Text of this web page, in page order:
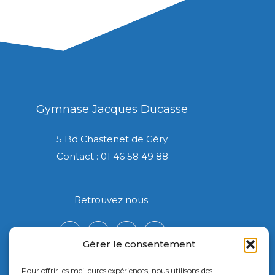
Gérer le consentement
Pour offrir les meilleures expériences, nous utilisons des
Gymnase Jacques Ducasse
5 Bd Chastenet de Géry
Contact : 01 46 58 49 88
Retrouvez nous